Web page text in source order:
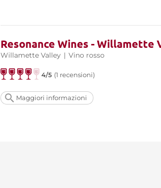
Resonance Wines - Willamette
Willamette Valley | Vino rosso
4/5 (1 recensioni)
Maggiori informazioni